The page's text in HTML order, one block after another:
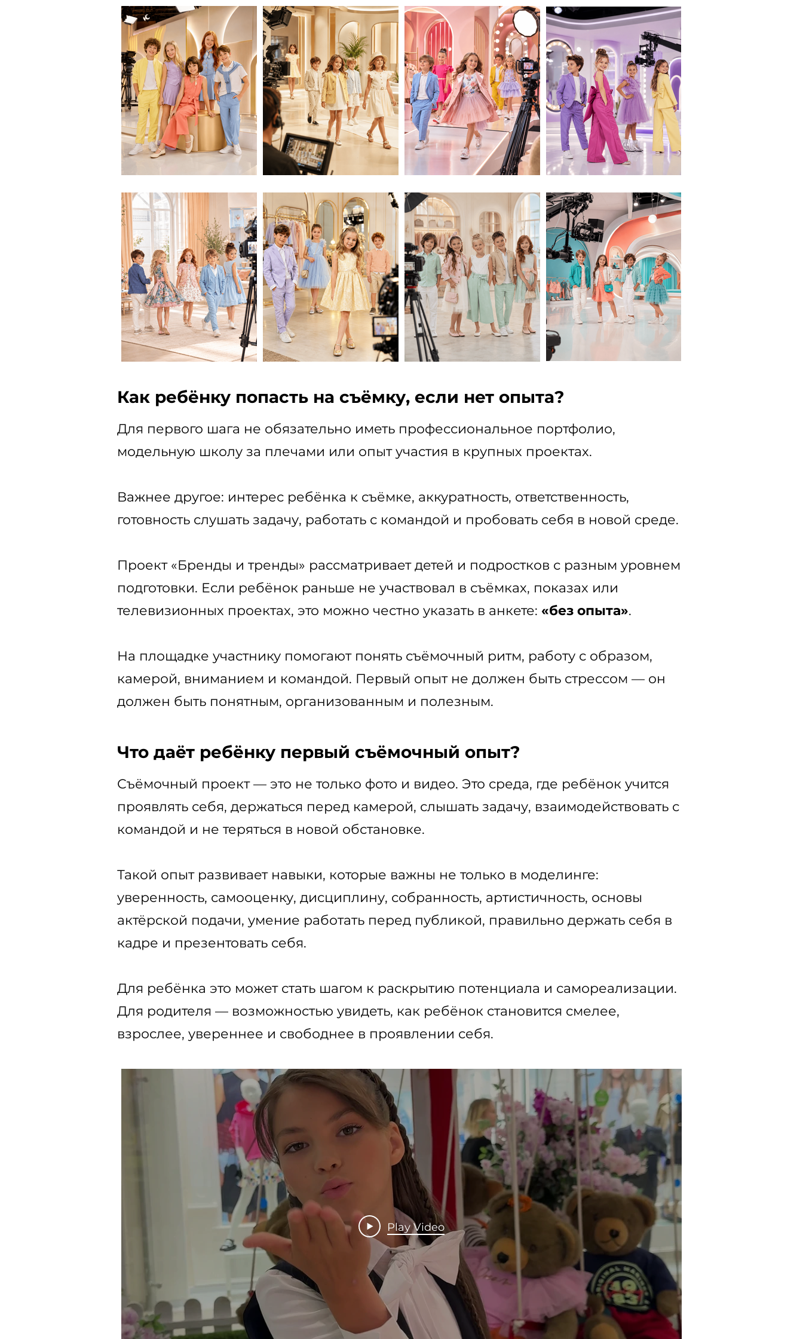
Как ребёнку попасть на съёмку, если нет опыта?
Для первого шага не обязательно иметь профессиональное портфолио,
модельную школу за плечами или опыт участия в крупных проектах.
Важнее другое: интерес ребёнка к съёмке, аккуратность, ответственность,
готовность слушать задачу, работать с командой и пробовать себя в новой среде.
Проект «Бренды и тренды» рассматривает детей и подростков с разным уровнем
подготовки. Если ребёнок раньше не участвовал в съёмках, показах или
телевизионных проектах, это можно честно указать в анкете: «без опыта».
На площадке участнику помогают понять съёмочный ритм, работу с образом,
камерой, вниманием и командой. Первый опыт не должен быть стрессом — он
должен быть понятным, организованным и полезным.
Что даёт ребёнку первый съёмочный опыт?
Съёмочный проект — это не только фото и видео. Это среда, где ребёнок учится
проявлять себя, держаться перед камерой, слышать задачу, взаимодействовать с
командой и не теряться в новой обстановке.
Такой опыт развивает навыки, которые важны не только в моделинге:
уверенность, самооценку, дисциплину, собранность, артистичность, основы
актёрской подачи, умение работать перед публикой, правильно держать себя в
кадре и презентовать себя.
Для ребёнка это может стать шагом к раскрытию потенциала и самореализации.
Для родителя — возможностью увидеть, как ребёнок становится смелее,
взрослее, увереннее и свободнее в проявлении себя.
Play Video